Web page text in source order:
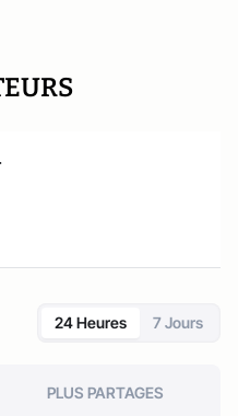
24 Heures 7 Jours
PLUS PARTAGES